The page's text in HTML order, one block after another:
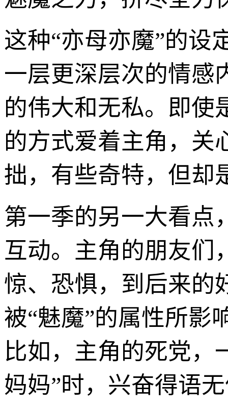
这种“亦母亦魔”的设
一层更深层次的情感
的伟大和无私。即使
的方式爱着主角，关
拙，有些奇特，但却
第一季的另一大看点
互动。主角的朋友们
惊、恐惧，到后来的
被“魅魔”的属性所影
比如，主角的死党，
妈妈”时，兴奋得语